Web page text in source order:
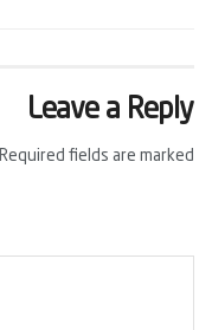
Leave a Reply
Required fields are marked